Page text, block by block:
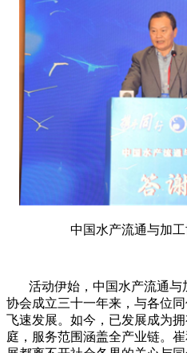
中国水产流通与加
活动伊始，中国水产流通与
协会成立三十一年来，与各位
飞速发展。如今，已发展成为
庭，服务范围涵盖全产业链。